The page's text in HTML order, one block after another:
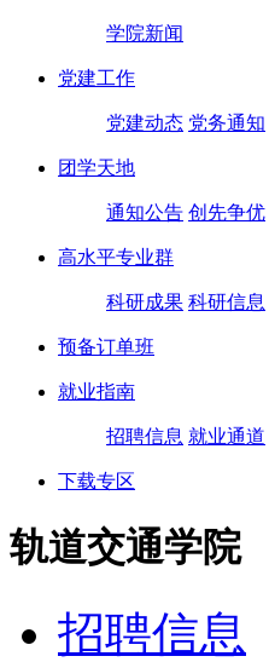
学院新闻
党建工作
党建动态 党务通知
团学天地
通知公告 创先争优
高水平专业群
科研成果 科研信息
预备订单班
就业指南
招聘信息 就业通道
下载专区
轨道交通学院
招聘信息